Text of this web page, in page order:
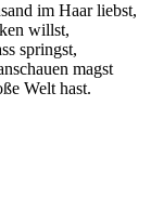
im Haar liebst,
willst,
springst,
magst
Welt hast.